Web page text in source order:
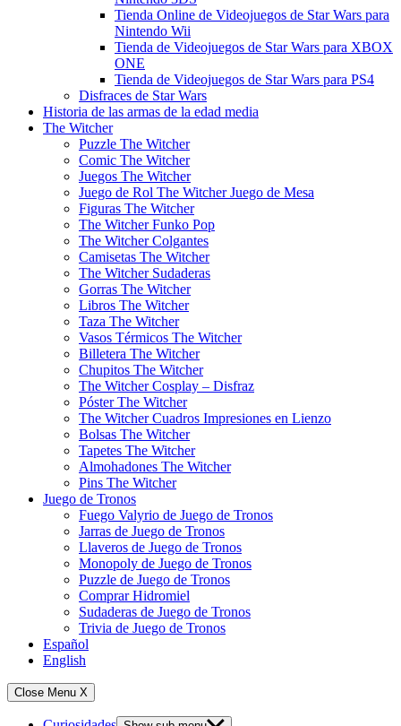
Tienda Online de Videojuegos de Star Wars para
Nintendo Wii
Tienda de Videojuegos de Star Wars para XBOX
ONE
Tienda de Videojuegos de Star Wars para PS4
Disfraces de Star Wars
Historia de las armas de la edad media
The Witcher
Puzzle The Witcher
Comic The Witcher
Juegos The Witcher
Juego de Rol The Witcher Juego de Mesa
Figuras The Witcher
The Witcher Funko Pop
The Witcher Colgantes
Camisetas The Witcher
The Witcher Sudaderas
Gorras The Witcher
Libros The Witcher
Taza The Witcher
Vasos Térmicos The Witcher
Billetera The Witcher
Chupitos The Witcher
The Witcher Cosplay – Disfraz
Póster The Witcher
The Witcher Cuadros Impresiones en Lienzo
Bolsas The Witcher
Tapetes The Witcher
Almohadones The Witcher
Pins The Witcher
Juego de Tronos
Fuego Valyrio de Juego de Tronos
Jarras de Juego de Tronos
Llaveros de Juego de Tronos
Monopoly de Juego de Tronos
Puzzle de Juego de Tronos
Comprar Hidromiel
Sudaderas de Juego de Tronos
Trivia de Juego de Tronos
Español
English
Close Menu X